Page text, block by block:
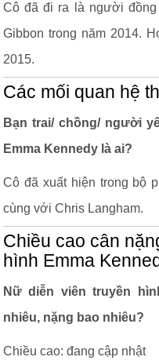
Cô đã đi ra là người
Gibbon trong năm 2014.
2015.
Các mối quan hệ
Bạn trai/ chồng/ người
Emma Kennedy là ai?
Cô đã xuất hiện trong bộ
cùng với Chris Langham.
Chiều cao cân
hình Emma
Nữ diễn viên truyền
nhiêu, nặng bao nhiêu?
Chiều cao: đang cập nhật